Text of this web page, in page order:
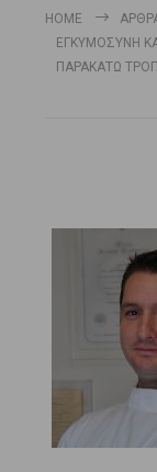
HOME
ΕΓΚΥΜΟΣΥΝΗ
ΠΑΡΑΚΑΤΩ